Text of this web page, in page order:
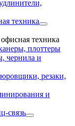
техника
техника
плоттеры
чернила и
резаки,
и
связь